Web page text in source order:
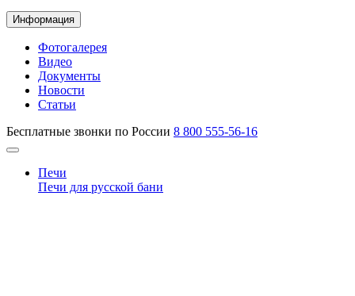
Информация
Фотогалерея
Видео
Документы
Новости
Статьи
Бесплатные звонки по России 8 800 555-56-16
Печи
Печи для русской бани